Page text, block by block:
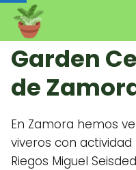
Garden
de
En Zamora hemos
viveros con
Riegos Miguel